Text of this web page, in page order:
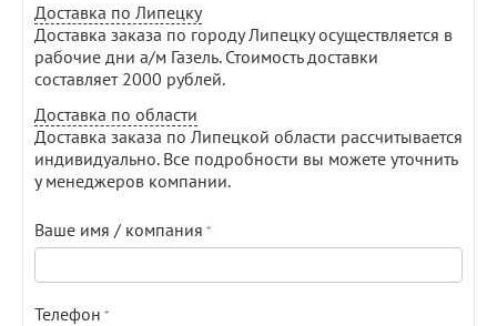
Доставка по Липецку
Доставка заказа по городу Липецку осуществляется в
рабочие дни а/м Газель. Стоимость доставки
составляет 2000 рублей.
Доставка по области
Доставка заказа по Липецкой области рассчитывается
индивидуально. Все подробности вы можете уточнить
у менеджеров компании.
Ваше имя / компания
Телефон